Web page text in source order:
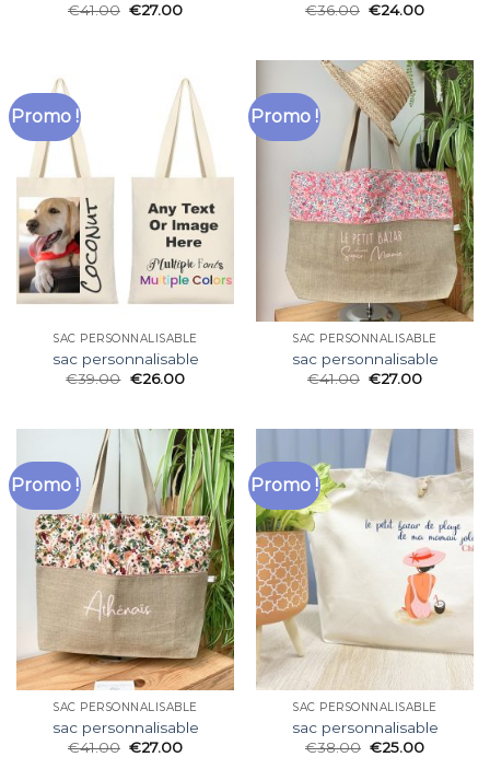
€41.00 €27.00
€36.00 €24.00
Promo !
SAC PERSONNALISABLE
sac personnalisable
€39.00 €26.00
Promo !
SAC PERSONNALISABLE
sac personnalisable
€41.00 €27.00
Promo !
SAC PERSONNALISABLE
sac personnalisable
€41.00 €27.00
Promo !
SAC PERSONNALISABLE
sac personnalisable
€38.00 €25.00